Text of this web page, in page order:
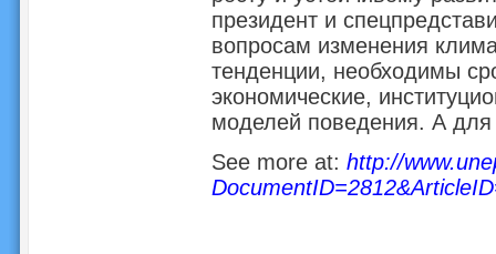
президент и
вопросам изменения
тенденции, необходимы
экономические,
моделей поведения. А для
See more at: http://